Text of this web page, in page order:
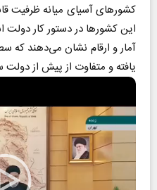
کشورهای آسیای میانه ظرفیت
این کشورها در دستور کار
آمار و ارقام نشان می‌دهند که
یافته و متفاوت از پیش از